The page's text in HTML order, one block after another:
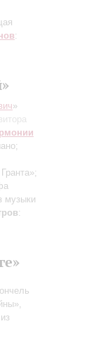
:
»
музыки
: